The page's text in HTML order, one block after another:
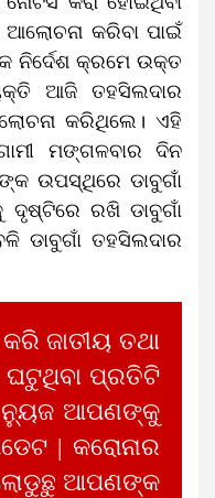
କରିବା ପାଇଁ
ନିର୍ଦେଶ କ୍ରମେ ଉକ୍ତ
ଆଜି ତହସିଲଦାର
କରିଥିଲେ। ଏହି
ମଙ୍ଗଳବାର ଦିନ
ଉପସ୍ଥିରେ ଡାବୁଗାଁ
ଦୃଷ୍ଟିରେ ରଖି ଡାବୁଗାଁ
ଡାବୁଗାଁ ତହସିଲଦାର
ଜାତୀୟ ତଥା
ଘଟୁଥିବା ପ୍ରତିଟି
ନ୍ୟୁଜ ଆପଣଙ୍କୁ
| କରୋନାର
ଆପଣଙ୍କ